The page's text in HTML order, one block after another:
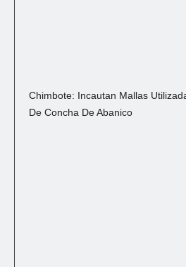
Chimbote: Incautan Mallas
De Concha De Abanico